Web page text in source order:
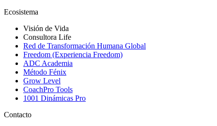
Ecosistema
Visión de Vida
Consultora Life
Red de Transformación Humana Global
Freedom (Experiencia Freedom)
ADC Academia
Método Fénix
Grow Level
CoachPro Tools
1001 Dinámicas Pro
Contacto